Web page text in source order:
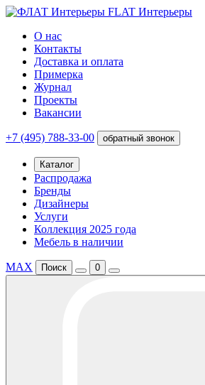
FLAT Интерьеры
О нас
Контакты
Доставка и оплата
Примерка
Журнал
Проекты
Вакансии
+7 (495) 788-33-00 обратный звонок
Каталог
Распродажа
Бренды
Дизайнеры
Услуги
Коллекция 2025 года
Мебель в наличии
MAX Поиск 0